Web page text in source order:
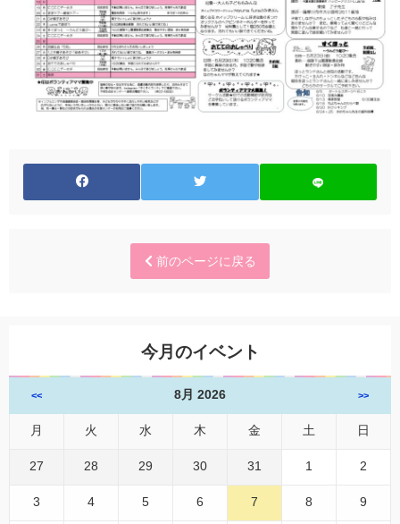
前のページに戻る
今月のイベント
<< 8月 2026 >>
月 火 水 木 金 土 日
27 28 29 30 31 1 2
3 4 5 6 7 8 9